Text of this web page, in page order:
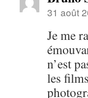
31 août
Je me
n’est
les